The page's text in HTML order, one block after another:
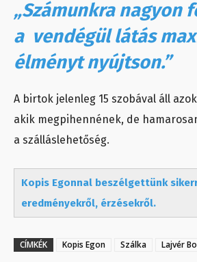
„Számunkra nagyon
a vendégül látás
élményt nyújtson.”
A birtok jelenleg 15 szobával áll
akik megpihennének, de
a szálláslehetőség.
Kopis Egonnal beszélgettünk
eredményekről, érzésekről.
CÍMKÉK Kopis Egon Szálka Lajvér